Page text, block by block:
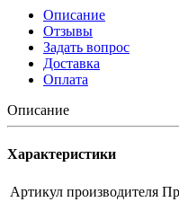
Описание
Отзывы
Задать вопрос
Доставка
Оплата
Описание
Характеристики
Артикул производителя